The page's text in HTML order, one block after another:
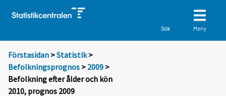
Sök Meny
Förstasidan >Statistik >
Befolkningsprognos > 2009 >
Befolkning efter ålder och kön
2010, prognos 2009